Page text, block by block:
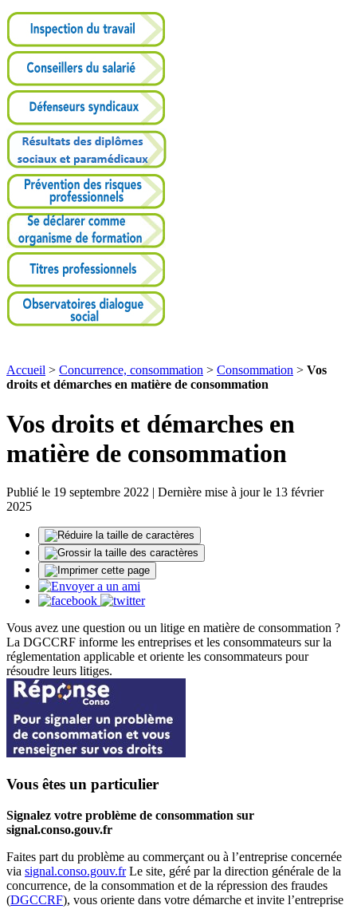
Accueil > Concurrence, consommation > Consommation > Vos
droits et démarches en matière de consommation
Vos droits et démarches en
matière de consommation
Publié le 19 septembre 2022 | Dernière mise à jour le 13 février
2025
Vous avez une question ou un litige en matière de consommation ?
La DGCCRF informe les entreprises et les consommateurs sur la
réglementation applicable et oriente les consommateurs pour
résoudre leurs litiges.
Vous êtes un particulier
Signalez votre problème de consommation sur
signal.conso.gouv.fr
Faites part du problème au commerçant ou à l’entreprise concernée
via signal.conso.gouv.frLe site, géré par la direction générale de la
concurrence, de la consommation et de la répression des fraudes
(DGCCRF), vous oriente dans votre démarche et invite l’entreprise